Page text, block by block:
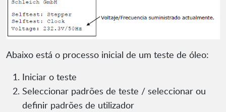
Abaixo está o processo inicial de um teste de óleo:
Iniciar o teste
Seleccionar padrões de teste / seleccionar ou
definir padrões de utilizador